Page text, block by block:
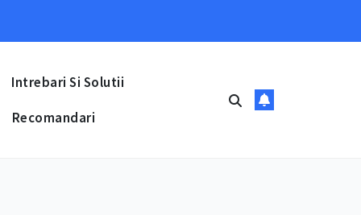
Intrebari Si Solutii
Recomandari